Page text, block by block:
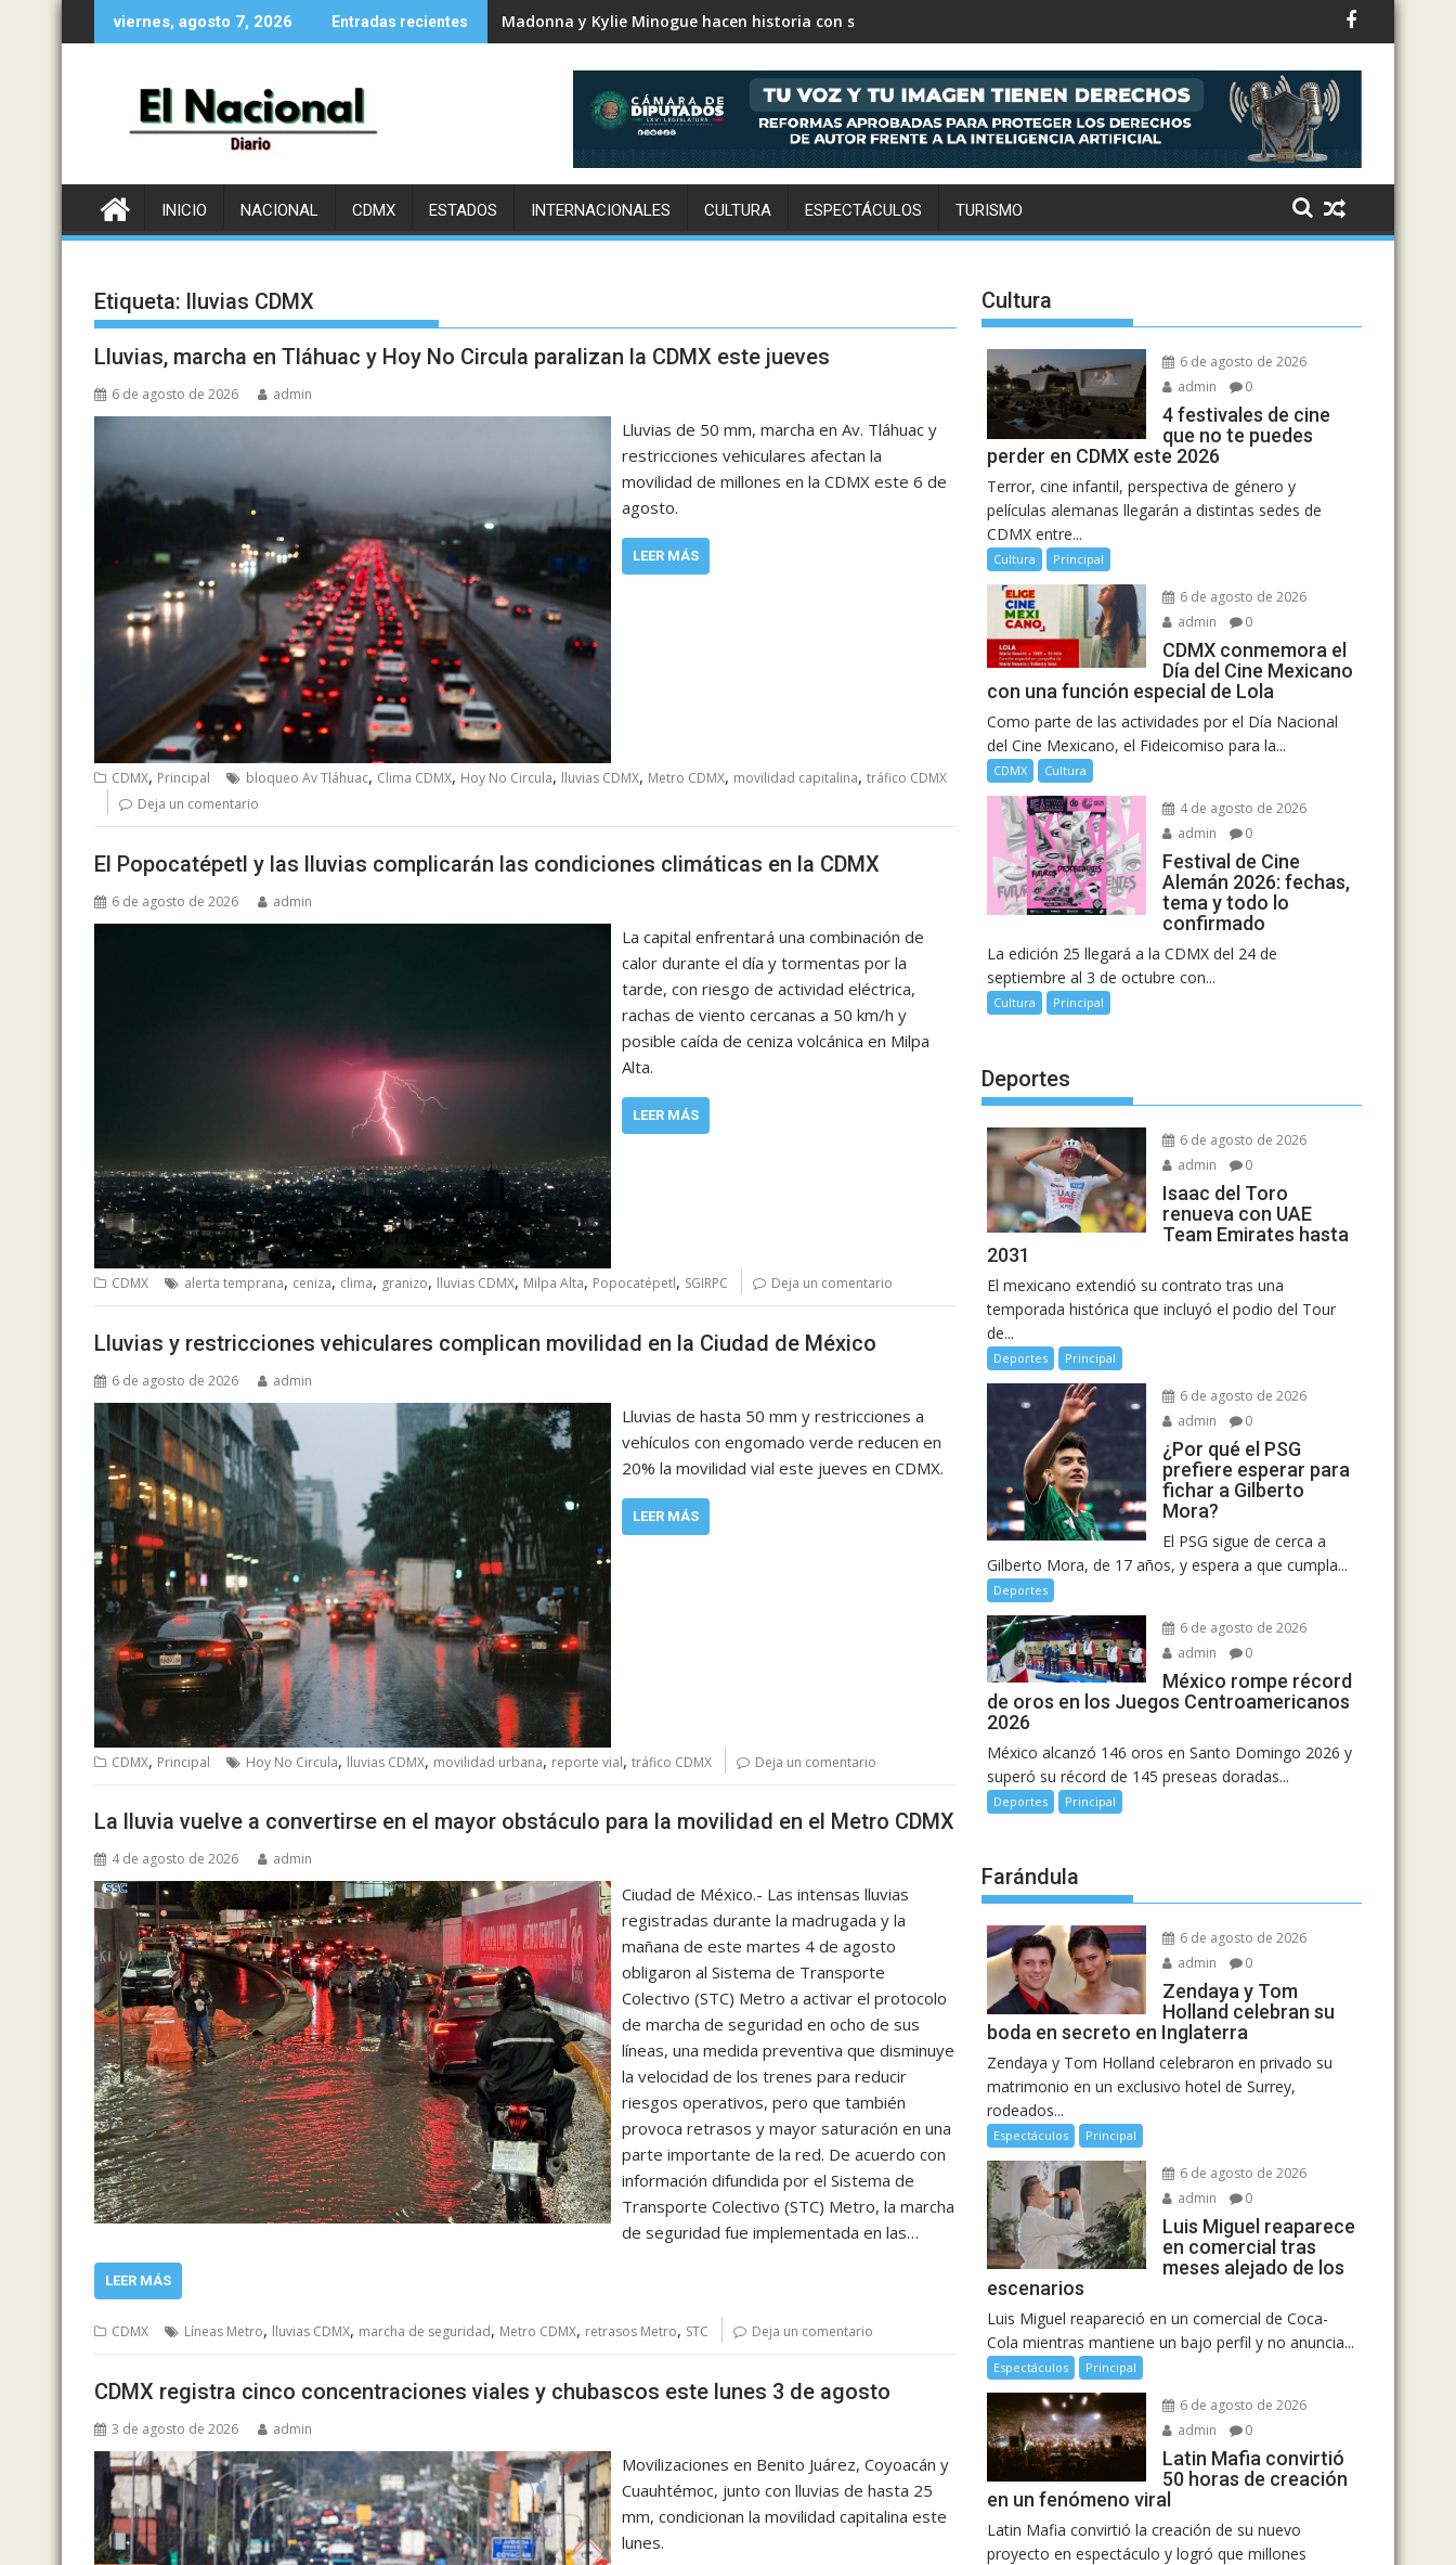
al
viernes, agosto 7, 2026 Entradas recientes Karol G revela el tracklist de No me arrepiento de sentir tanto: Drake, Bruno Mars y más estrellas se suman al álbum
INICIO NACIONAL CDMX ESTADOS INTERNACIONALES CULTURA ESPECTÁCULOS TURISMO
Etiqueta: lluvias CDMX
Lluvias, marcha en Tláhuac y Hoy No Circula paralizan la CDMX este jueves
6 de agosto de 2026 admin
Lluvias de 50 mm, marcha en Av. Tláhuac y
restricciones vehiculares afectan la
movilidad de millones en la CDMX este 6 de
agosto.
LEER MÁS
CDMX, Principal bloqueo Av Tláhuac, Clima CDMX, Hoy No Circula, lluvias CDMX, Metro CDMX, movilidad capitalina, tráfico CDMX
Deja un comentario
El Popocatépetl y las lluvias complicarán las condiciones climáticas en la CDMX
6 de agosto de 2026 admin
La capital enfrentará una combinación de
calor durante el día y tormentas por la
tarde, con riesgo de actividad eléctrica,
rachas de viento cercanas a 50 km/h y
posible caída de ceniza volcánica en Milpa
Alta.
LEER MÁS
CDMX alerta temprana, ceniza, clima, granizo, lluvias CDMX, Milpa Alta, Popocatépetl, SGIRPC Deja un comentario
Lluvias y restricciones vehiculares complican movilidad en la Ciudad de México
6 de agosto de 2026 admin
Lluvias de hasta 50 mm y restricciones a
vehículos con engomado verde reducen en
20% la movilidad vial este jueves en CDMX.
LEER MÁS
CDMX, Principal Hoy No Circula, lluvias CDMX, movilidad urbana, reporte vial, tráfico CDMX Deja un comentario
La lluvia vuelve a convertirse en el mayor obstáculo para la movilidad en el Metro CDMX
4 de agosto de 2026 admin
Ciudad de México.- Las intensas lluvias
registradas durante la madrugada y la
mañana de este martes 4 de agosto
obligaron al Sistema de Transporte
Colectivo (STC) Metro a activar el protocolo
de marcha de seguridad en ocho de sus
líneas, una medida preventiva que disminuye
la velocidad de los trenes para reducir
riesgos operativos, pero que también
provoca retrasos y mayor saturación en una
parte importante de la red. De acuerdo con
información difundida por el Sistema de
Transporte Colectivo (STC) Metro, la marcha
de seguridad fue implementada en las…
LEER MÁS
CDMX Líneas Metro, lluvias CDMX, marcha de seguridad, Metro CDMX, retrasos Metro, STC Deja un comentario
CDMX registra cinco concentraciones viales y chubascos este lunes 3 de agosto
3 de agosto de 2026 admin
Movilizaciones en Benito Juárez, Coyoacán y
Cuauhtémoc, junto con lluvias de hasta 25
mm, condicionan la movilidad capitalina este
lunes.
Cultura
6 de agosto de 2026
admin
0
4 festivales de cine
que no te puedes
perder en CDMX este 2026
Terror, cine infantil, perspectiva de género y
películas alemanas llegarán a distintas sedes de
CDMX entre...
Cultura Principal
6 de agosto de 2026
admin
0
CDMX conmemora el
Día del Cine Mexicano
con una función especial de Lola
Como parte de las actividades por el Día Nacional
del Cine Mexicano, el Fideicomiso para la...
CDMX Cultura
4 de agosto de 2026
admin
0
Festival de Cine
Alemán 2026: fechas,
tema y todo lo
confirmado
La edición 25 llegará a la CDMX del 24 de
septiembre al 3 de octubre con...
Cultura Principal
Deportes
6 de agosto de 2026
admin
0
Isaac del Toro
renueva con UAE
Team Emirates hasta
2031
El mexicano extendió su contrato tras una
temporada histórica que incluyó el podio del Tour
de...
Deportes Principal
6 de agosto de 2026
admin
0
¿Por qué el PSG
prefiere esperar para
fichar a Gilberto
Mora?
El PSG sigue de cerca a
Gilberto Mora, de 17 años, y espera a que cumpla...
Deportes
6 de agosto de 2026
admin
0
México rompe récord
de oros en los Juegos Centroamericanos
2026
México alcanzó 146 oros en Santo Domingo 2026 y
superó su récord de 145 preseas doradas...
Deportes Principal
Farándula
6 de agosto de 2026
admin
0
Zendaya y Tom
Holland celebran su
boda en secreto en Inglaterra
Zendaya y Tom Holland celebraron en privado su
matrimonio en un exclusivo hotel de Surrey,
rodeados...
Espectáculos Principal
6 de agosto de 2026
admin
0
Luis Miguel reaparece
en comercial tras
meses alejado de los
escenarios
Luis Miguel reapareció en un comercial de Coca-
Cola mientras mantiene un bajo perfil y no anuncia...
Espectáculos Principal
6 de agosto de 2026
admin
0
Latin Mafia convirtió
50 horas de creación
en un fenómeno viral
Latin Mafia convirtió la creación de su nuevo
proyecto en espectáculo y logró que millones